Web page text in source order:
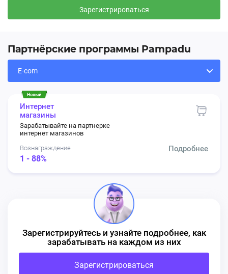
🔥Добавлены новые лендинги! 18.06.2026, 11:25:37
🔥Добавлены новые лендинги
⚽️ Чемпионат мира:
🎁 Пополнения игровых аккаунтов
🕹 Другие цифровые товары, связанные с
Зарегистрироваться
Партнёрские программы Pampadu
Интернет
магазины
Зарабатывайте на партнерке
интернет магазинов
Вознаграждение
1 - 88%
Подробнее
Зарегистрируйтесь и узнайте подробнее, как
зарабатывать на каждом из них
Зарегистрироваться